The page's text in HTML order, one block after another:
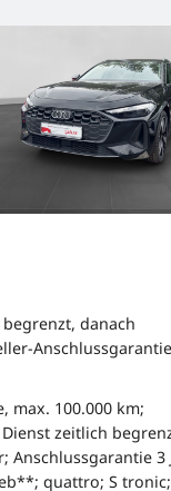
danach
max. 100.000 km;
zeitlich
3
quattro; S tronic;